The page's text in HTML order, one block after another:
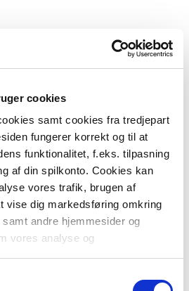
cookies
samt cookies fra tredjepart
fungerer korrekt og til at
funktionalitet, f.eks. tilpasning
af din spilkonto. Cookies kan
vores trafik, brugen af
vise dig markedsføring omkring
andre hjemmesider og
vores analyse og
brug af cookies under